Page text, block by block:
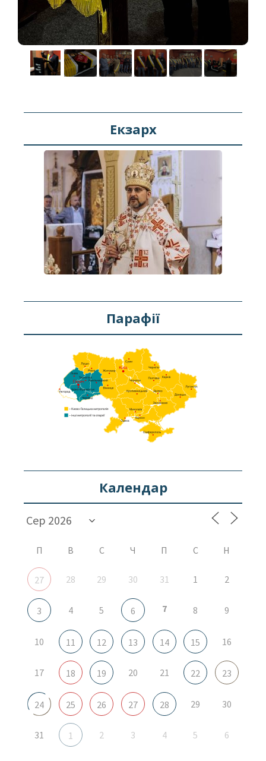
Екзарх
Парафії
Календар
П В С Ч П С Н
27 28 29 30 31 1 2
3 4 5 6 7 8 9
10 11 12 13 14 15 16
17 18 19 20 21 22 23
24 25 26 27 28 29 30
31 1 2 3 4 5 6